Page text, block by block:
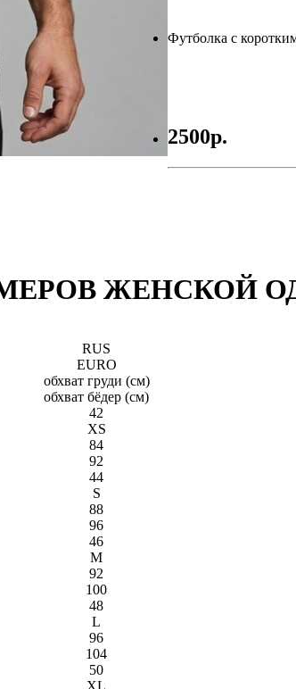
Футболка с
2500р.
ЖЕНСКОЙ
RUS
EURO
обхват груди (см)
обхват бёдeр (см)
42
XS
84
92
44
S
88
96
46
M
92
100
48
L
96
104
50
XL